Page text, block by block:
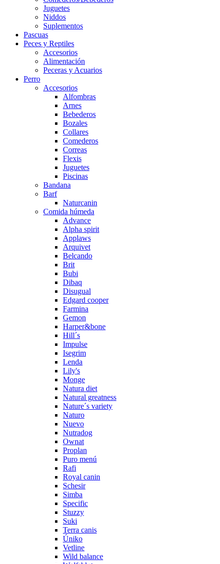
Juguetes
Niddos
Suplementos
Pascuas
Peces y Reptiles
Accesorios
Alimentación
Peceras y Acuarios
Perro
Accesorios
Alfombras
Arnes
Bebederos
Bozales
Collares
Comederos
Correas
Flexis
Juguetes
Piscinas
Bandana
Barf
Naturcanin
Comida húmeda
Advance
Alpha spirit
Applaws
Arquivet
Belcando
Brit
Bubi
Dibaq
Disugual
Edgard cooper
Farmina
Gemon
Harper&bone
Hill´s
Impulse
Isegrim
Lenda
Lily's
Monge
Natura diet
Natural greatness
Nature´s variety
Naturo
Nuevo
Nutradog
Ownat
Proplan
Puro menú
Rafi
Royal canin
Schesir
Simba
Specific
Stuzzy
Suki
Terra canis
Úniko
Vetline
Wild balance